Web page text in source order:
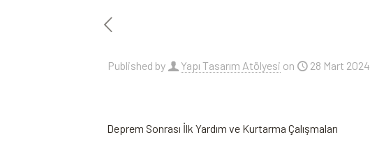
Published by Yapı Tasarım Atölyesi on 28 Mart 2024
Deprem Sonrası İlk Yardım ve Kurtarma Çalışmaları